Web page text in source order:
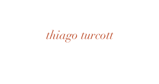
thiago turcott